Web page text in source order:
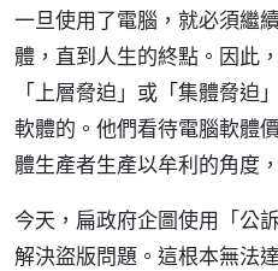
一旦使用了電腦，就必須繼
體，直到人生的終點。因此
「上層脅迫」或「集體脅迫
軟體的。他們看待電腦軟體
體生產者生產以牟利的角度
今天，扁政府企圖使用「公
解決盜版問題。這根本無法